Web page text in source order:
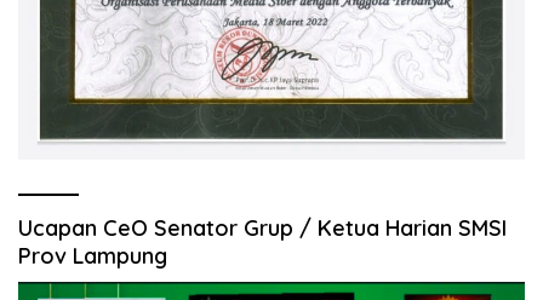
Ucapan CeO Senator Grup / Ketua Harian SMSI
Prov Lampung